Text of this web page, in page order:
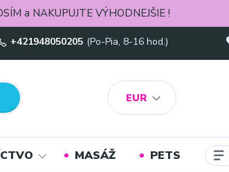
a NAKUPUJTE VÝHODNEJŠIE !
EUR
+421948050205 (Po-Pia, 8-16 hod.)
MASÁŽ PETS